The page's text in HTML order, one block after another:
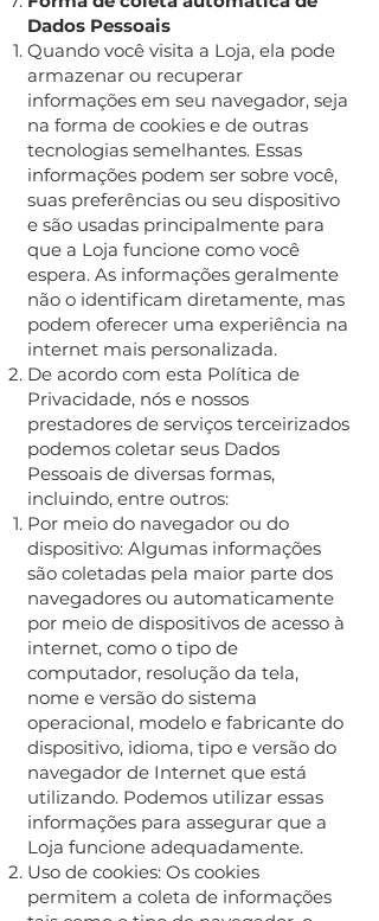
Dados Pessoais
Quando você visita a Loja, ela pode
armazenar ou recuperar
informações em seu navegador, seja
na forma de cookies e de outras
tecnologias semelhantes. Essas
informações podem ser sobre você,
suas preferências ou seu dispositivo
e são usadas principalmente para
que a Loja funcione como você
espera. As informações geralmente
não o identificam diretamente, mas
podem oferecer uma experiência na
internet mais personalizada.
De acordo com esta Política de
Privacidade, nós e nossos
prestadores de serviços terceirizados
podemos coletar seus Dados
Pessoais de diversas formas,
incluindo, entre outros:
Por meio do navegador ou do
dispositivo: Algumas informações
são coletadas pela maior parte dos
navegadores ou automaticamente
por meio de dispositivos de acesso à
internet, como o tipo de
computador, resolução da tela,
nome e versão do sistema
operacional, modelo e fabricante do
dispositivo, idioma, tipo e versão do
navegador de Internet que está
utilizando. Podemos utilizar essas
informações para assegurar que a
Loja funcione adequadamente.
Uso de cookies: Os cookies
permitem a coleta de informações